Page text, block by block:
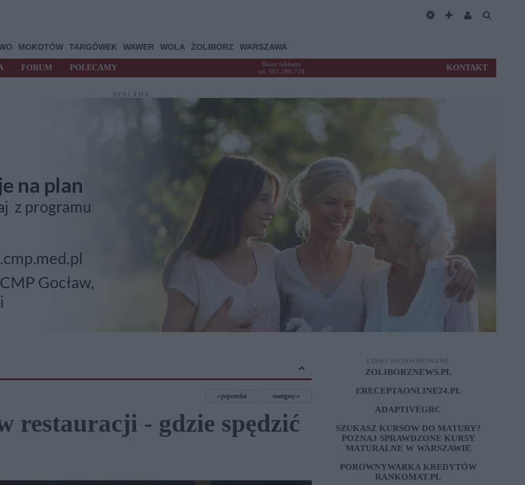
MOKOTÓW TARGÓWEK WAWER WOLA ŻOLIBORZ WARSZAWA
FORUM POLECAMY
Biuro reklamy
tel. 502-280-720
KONTAKT
REKLAMA
poprzedni następny
restauracji - gdzie spędzić
LINKI SPONSOROWANE
ZOLIBORZNEWS.PL
ERECEPTAONLINE24.PL
ADAPTIVEGRC
SZUKASZ KURSÓW DO MATURY?
POZNAJ SPRAWDZONE KURSY
MATURALNE W WARSZAWIE
PORÓWNYWARKA KREDYTÓW
RANKOMAT.PL